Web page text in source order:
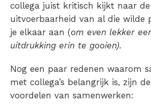
collega juist kritisch kijkt naar de
uitvoerbaarheid van al die wilde
je elkaar aan (om even lekker
uitdrukking erin te gooien).
Nog een paar redenen waarom
met collega’s belangrijk is, zijn
voordelen van samenwerken: